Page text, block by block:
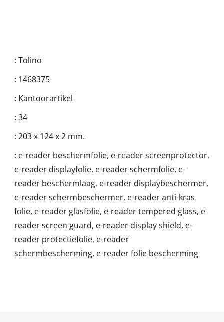
: Tolino
: 1468375
: Kantoorartikel
: 34
: 203 x 124 x 2 mm.
: e-reader beschermfolie, e-reader screenprotector,
e-reader displayfolie, e-reader schermfolie, e-
reader beschermlaag, e-reader displaybeschermer,
e-reader schermbeschermer, e-reader anti-kras
folie, e-reader glasfolie, e-reader tempered glass, e-
reader screen guard, e-reader display shield, e-
reader protectiefolie, e-reader
schermbescherming, e-reader folie bescherming